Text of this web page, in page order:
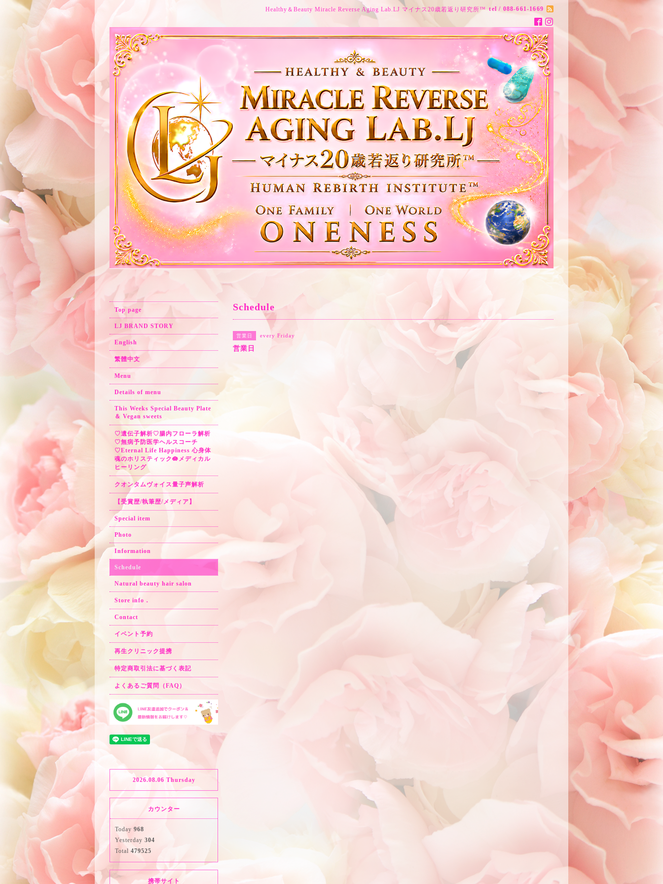
Healthy＆Beauty Miracle Reverse Aging Lab.LJ マイナス20歳若返り研究所™ tel / 088-661-1669
Schedule
営業日 every Friday
営業日
Top page
LJ BRAND STORY
English
繁體中文
Menu
Details of menu
This Weeks Special Beauty Plate
＆ Vegan sweets
♡遺伝子解析♡腸内フローラ解析
♡無病予防医学ヘルスコーチ
♡Eternal Life Happiness 心身体
魂のホリスティック🪷メディカル
ヒーリング
クオンタムヴォイス量子声解析
【受賞歴/執筆歴/メディア】
Special item
Photo
Information
Schedule
Natural beauty hair salon
Store info．
Contact
イベント予約
再生クリニック提携
特定商取引法に基づく表記
よくあるご質問（FAQ）
2026.08.06 Thursday
カウンター
Today 968
Yesterday 304
Total 479525
携帯サイト